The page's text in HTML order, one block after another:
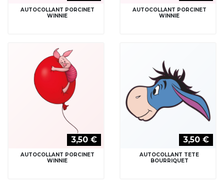
AUTOCOLLANT PORCINET
WINNIE
AUTOCOLLANT PORCINET
WINNIE
3,50 €
AUTOCOLLANT PORCINET
WINNIE
3,50 €
AUTOCOLLANT TETE
BOURRIQUET